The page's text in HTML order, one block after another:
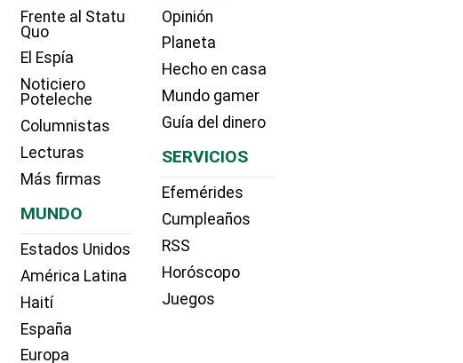
Frente al Statu
Quo
El Espía
Noticiero
Poteleche
Columnistas
Lecturas
Más firmas
MUNDO
Estados Unidos
América Latina
Haití
España
Europa
Opinión
Planeta
Hecho en casa
Mundo gamer
Guía del dinero
SERVICIOS
Efemérides
Cumpleaños
RSS
Horóscopo
Juegos